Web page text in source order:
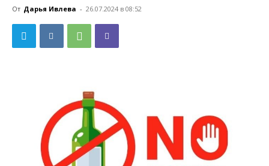
От Дарья Ивлева - 26.07.2024 в 08:52